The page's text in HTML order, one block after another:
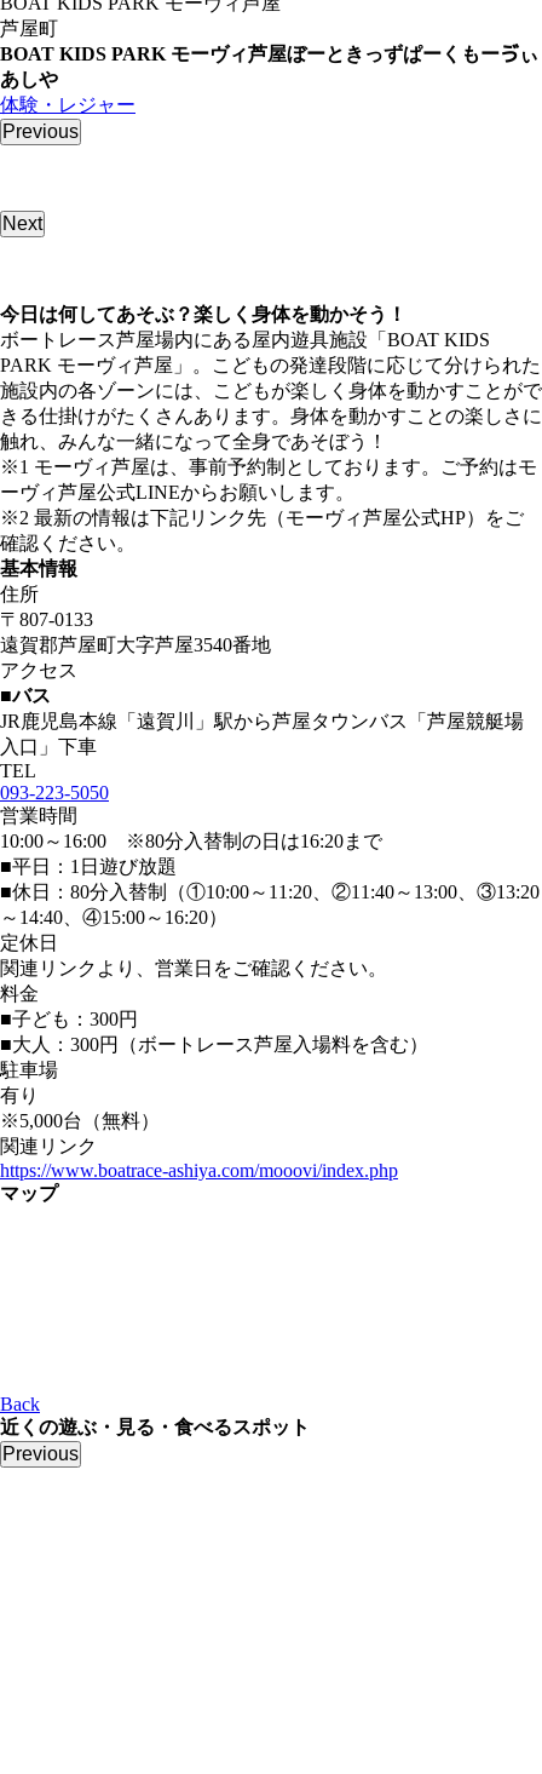
芦屋町
BOAT KIDS PARK モーヴィ芦屋ぼーときっずぱーくもーゔぃ
あしや
体験・レジャー
Previous
Next
今日は何してあそぶ？楽しく身体を動かそう！
ボートレース芦屋場内にある屋内遊具施設「BOAT KIDS
PARK モーヴィ芦屋」。こどもの発達段階に応じて分けられた
施設内の各ゾーンには、こどもが楽しく身体を動かすことがで
きる仕掛けがたくさんあります。身体を動かすことの楽しさに
触れ、みんな一緒になって全身であそぼう！
※1 モーヴィ芦屋は、事前予約制としております。ご予約はモ
ーヴィ芦屋公式LINEからお願いします。
※2 最新の情報は下記リンク先（モーヴィ芦屋公式HP）をご
確認ください。
基本情報
住所
〒807-0133
遠賀郡芦屋町大字芦屋3540番地
アクセス
■バス
JR鹿児島本線「遠賀川」駅から芦屋タウンバス「芦屋競艇場
入口」下車
TEL
093-223-5050
営業時間
10:00～16:00 ※80分入替制の日は16:20まで
■平日：1日遊び放題
■休日：80分入替制（①10:00～11:20、②11:40～13:00、③13:20
～14:40、④15:00～16:20）
定休日
関連リンクより、営業日をご確認ください。
料金
■子ども：300円
■大人：300円（ボートレース芦屋入場料を含む）
駐車場
有り
※5,000台（無料）
関連リンク
https://www.boatrace-ashiya.com/mooovi/index.php
マップ
Back
近くの遊ぶ・見る・食べるスポット
Previous